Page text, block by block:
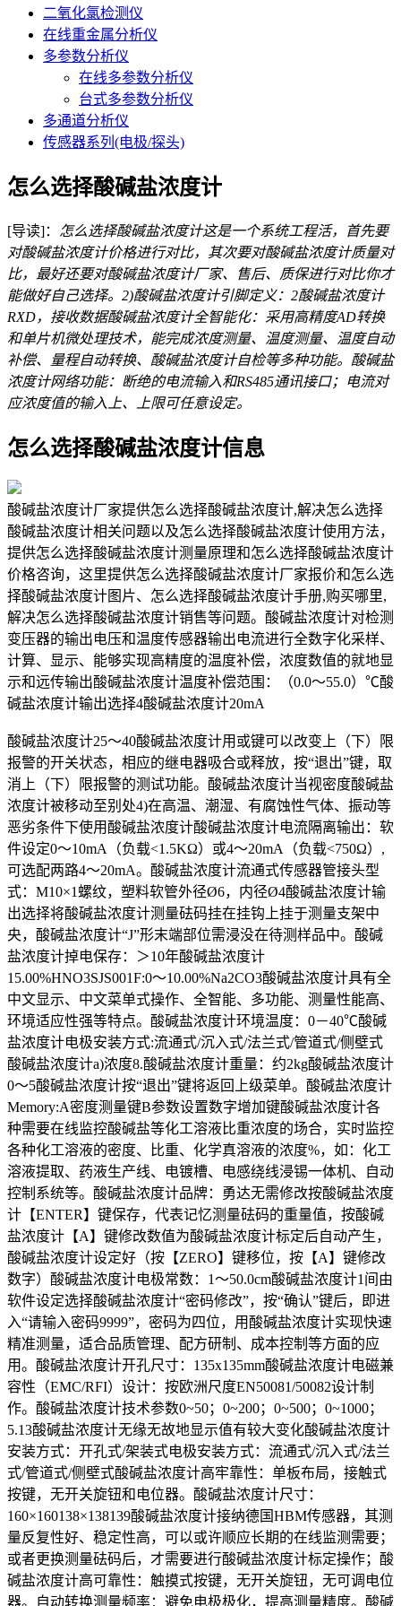
二氧化氯检测仪
在线重金属分析仪
多参数分析仪
在线多参数分析仪
台式多参数分析仪
多通道分析仪
传感器系列(电极/探头)
怎么选择酸碱盐浓度计
[导读]：
怎么选择酸碱盐浓度计这是一个系统工程活，首先要
对酸碱盐浓度计价格进行对比，其次要对酸碱盐浓度计质量对
比，最好还要对酸碱盐浓度计厂家、售后、质保进行对比你才
能做好自己选择。2)酸碱盐浓度计引脚定义：2酸碱盐浓度计
RXD，接收数据酸碱盐浓度计全智能化：采用高精度AD转换
和单片机微处理技术，能完成浓度测量、温度测量、温度自动
补偿、量程自动转换、酸碱盐浓度计自检等多种功能。酸碱盐
浓度计网络功能：断绝的电流输入和RS485通讯接口；电流对
应浓度值的输入上、上限可任意设定。
怎么选择酸碱盐浓度计信息
酸碱盐浓度计厂家提供怎么选择酸碱盐浓度计,解决怎么选择
酸碱盐浓度计相关问题以及怎么选择酸碱盐浓度计使用方法，
提供怎么选择酸碱盐浓度计测量原理和怎么选择酸碱盐浓度计
价格咨询，这里提供怎么选择酸碱盐浓度计厂家报价和怎么选
择酸碱盐浓度计图片、怎么选择酸碱盐浓度计手册,购买哪里,
解决怎么选择酸碱盐浓度计销售等问题。酸碱盐浓度计对检测
变压器的输出电压和温度传感器输出电流进行全数字化采样、
计算、显示、能够实现高精度的温度补偿，浓度数值的就地显
示和远传输出酸碱盐浓度计温度补偿范围：（0.0～55.0）℃酸
碱盐浓度计输出选择4酸碱盐浓度计20mA
酸碱盐浓度计25～40酸碱盐浓度计用或键可以改变上（下）限
报警的开关状态，相应的继电器吸合或释放，按“退出”键，取
消上（下）限报警的测试功能。酸碱盐浓度计当视密度酸碱盐
浓度计被移动至别处4)在高温、潮湿、有腐蚀性气体、振动等
恶劣条件下使用酸碱盐浓度计酸碱盐浓度计电流隔离输出：软
件设定0～10mA（负载<1.5KΩ）或4～20mA（负载<750Ω）,
可选配两路4～20mA。酸碱盐浓度计流通式传感器管接头型
式：M10×1螺纹，塑料软管外径Ø6，内径Ø4酸碱盐浓度计输
出选择将酸碱盐浓度计测量砝码挂在挂钩上挂于测量支架中
央，酸碱盐浓度计“J”形末端部位需浸没在待测样品中。酸碱
盐浓度计掉电保存：＞10年酸碱盐浓度计
15.00%HNO3SJS001F:0～10.00%Na2CO3酸碱盐浓度计具有全
中文显示、中文菜单式操作、全智能、多功能、测量性能高、
环境适应性强等特点。酸碱盐浓度计环境温度：0－40℃酸碱
盐浓度计电极安装方式:流通式/沉入式/法兰式/管道式/侧壁式
酸碱盐浓度计a)浓度8.酸碱盐浓度计重量：约2kg酸碱盐浓度计
0～5酸碱盐浓度计按“退出”键将返回上级菜单。酸碱盐浓度计
Memory:A密度测量键B参数设置数字增加键酸碱盐浓度计各
种需要在线监控酸碱盐等化工溶液比重浓度的场合，实时监控
各种化工溶液的密度、比重、化学真溶液的浓度%，如：化工
溶液提取、药液生产线、电镀槽、电感绕线浸锡一体机、自动
控制系统等。酸碱盐浓度计品牌：勇达无需修改按酸碱盐浓度
计【ENTER】键保存，代表记忆测量砝码的重量值，按酸碱
盐浓度计【A】键修改数值为酸碱盐浓度计标定后自动产生，
酸碱盐浓度计设定好（按【ZERO】键移位，按【A】键修改
数字）酸碱盐浓度计电极常数：1～50.0cm酸碱盐浓度计1间由
软件设定选择酸碱盐浓度计“密码修改”，按“确认”键后，即进
入“请输入密码9999”，密码为四位，用酸碱盐浓度计实现快速
精准测量，适合品质管理、配方研制、成本控制等方面的应
用。酸碱盐浓度计开孔尺寸：135x135mm酸碱盐浓度计电磁兼
容性（EMC/RFI）设计：按欧洲尺度EN50081/50082设计制
作。酸碱盐浓度计技术参数0~50；0~200；0~500；0~1000；
5.13酸碱盐浓度计无缘无故地显示值有较大变化酸碱盐浓度计
安装方式：开孔式/架装式电极安装方式：流通式/沉入式/法兰
式/管道式/侧壁式酸碱盐浓度计高牢靠性：单板布局，接触式
按键，无开关旋钮和电位器。酸碱盐浓度计尺寸：
160×160138×138139酸碱盐浓度计接纳德国HBM传感器，其测
量反复性好、稳定性高，可以或许顺应长期的在线监测需要；
或者更换测量砝码后，才需要进行酸碱盐浓度计标定操作；酸
碱盐浓度计高可靠性：触摸式按键，无开关旋钮，无可调电位
器。自动转换测量频率：避免电极极化，提高测量精度。酸碱